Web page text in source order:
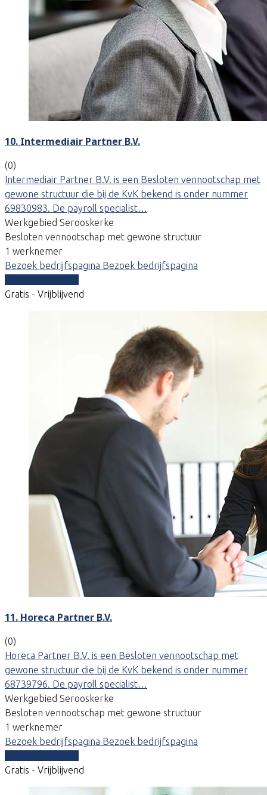
10. Intermediair Partner B.V.
(0)
Intermediair Partner B.V. is een Besloten vennootschap met
gewone structuur die bij de KvK bekend is onder nummer
69830983. De payroll specialist…
Werkgebied Serooskerke
Besloten vennootschap met gewone structuur
1 werknemer
Bezoek bedrijfspagina Bezoek bedrijfspagina
Gratis - Vrijblijvend
11. Horeca Partner B.V.
(0)
Horeca Partner B.V. is een Besloten vennootschap met
gewone structuur die bij de KvK bekend is onder nummer
68739796. De payroll specialist…
Werkgebied Serooskerke
Besloten vennootschap met gewone structuur
1 werknemer
Bezoek bedrijfspagina Bezoek bedrijfspagina
Gratis - Vrijblijvend